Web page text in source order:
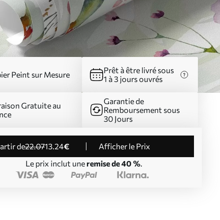
Peint sur Mesure
Prêt à être livré sous
1 à 3 jours ouvrés
Gratuite au
Garantie de
Remboursement sous
30 Jours
de22.0713.24€
Afficher le Prix
Le prix inclut une remise de 40 %.